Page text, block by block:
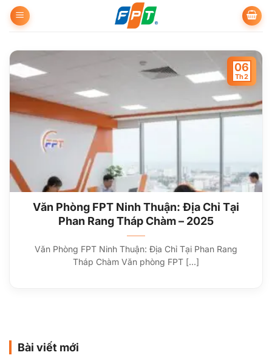
qua
dung
Văn Phòng FPT Ninh Thuận: Địa Chỉ Tại
Phan Rang Tháp Chàm – 2025
Văn Phòng FPT Ninh Thuận: Địa Chỉ Tại Phan Rang
Tháp Chàm Văn phòng FPT [...]
06
Th2
Bài viết mới